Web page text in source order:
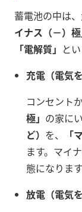
蓄電池の中は
イナス（－）極
「電解質」 と
充電（電気
コンセント
極」 の家に
ど） を、 「
ます。マイ
態になりま
放電（電気